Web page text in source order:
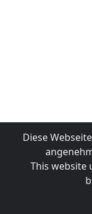
Diese
This website